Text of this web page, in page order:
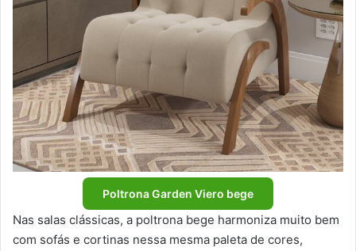
Poltrona Garden Viero bege
Nas salas clássicas, a poltrona bege harmoniza muito bem
com sofás e cortinas nessa mesma paleta de cores,